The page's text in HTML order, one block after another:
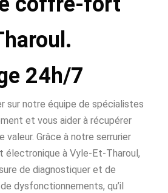
24h/7
sur notre équipe de spécialistes
et vous aider à récupérer
valeur. Grâce à notre serrurier
à Vyle-Et-Tharoul,
de diagnostiquer et de
dysfonctionnements, qu’il